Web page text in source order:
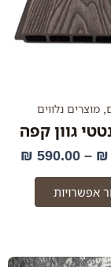
,מוצרים נלווים
גוון קפה
₪
–
590.00
₪
אפשרויות
סוגים.
ניתן
לבחור
המוצר